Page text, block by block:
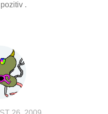
pozitiv .